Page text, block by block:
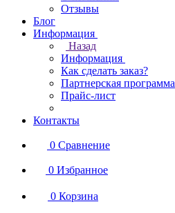
Отзывы
Блог
Информация
Назад
Информация
Как сделать заказ?
Партнерская программа
Прайс-лист
Контакты
0 Сравнение
0 Избранное
0 Корзина